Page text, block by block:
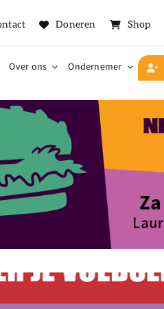
Doneren Shop
Over ons Ondernemer